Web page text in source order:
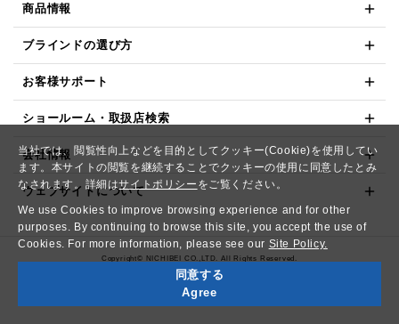
当社では、閲覧性向上などを目的としてクッキー(Cookie)を使用してい
ます。本サイトの閲覧を継続することでクッキーの使用に同意したとみ
なされます。詳細はサイトポリシー をご覧ください。
We use Cookies to improve browsing experience and for other
purposes. By continuing to browse this site, you accept the use of
Cookies. For more information, please see our Site Policy.
同意する
Agree
商品情報
ブラインドの選び方
お客様サポート
ショールーム・取扱店検索
会社情報
ウェブサイトについて
Copyright© NICHIBEI CO.,LTD. All Rights Reserved.